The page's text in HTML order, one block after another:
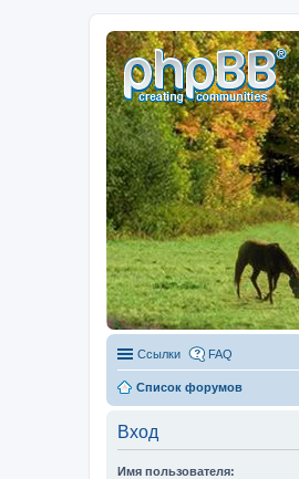
Ссылки FAQ
Список форумов
Вход
Имя пользователя: